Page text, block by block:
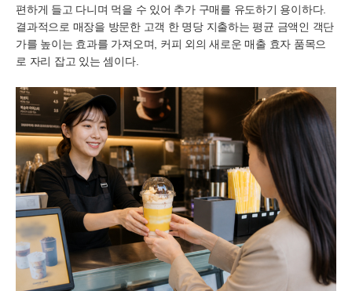
편하게 들고 다니며 먹을 수 있어 추가 구매를 유도하기 용이하다.
결과적으로 매장을 방문한 고객 한 명당 지출하는 평균 금액인 객단
가를 높이는 효과를 가져오며, 커피 외의 새로운 매출 효자 품목으
로 자리 잡고 있는 셈이다.